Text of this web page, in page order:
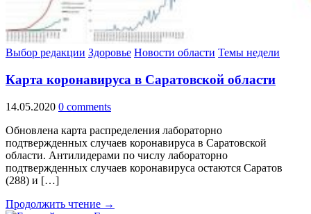
Выбор редакции Здоровье Новости области Темы недели
Карта коронавируса в Саратовской области
14.05.2020 0 comments
Обновлена карта распределения лабораторно
подтвержденных случаев коронавируса в Саратовской
области. Антилидерами по числу лабораторно
подтвержденных случаев коронавируса остаются Саратов
(288) и […]
Продолжить чтение →